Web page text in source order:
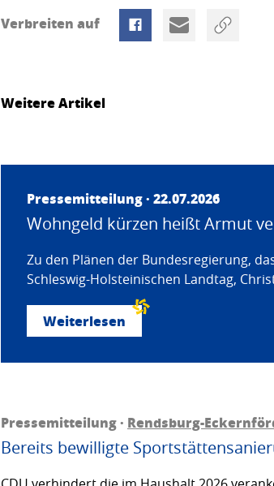
Verbreiten auf
Weitere Artikel
Pressemitteilung · 22.07.2026
Wohngeld kürzen heißt Armut
Zu den Plänen der Bundesregierung,
Schleswig-Holsteinischen Landtag,
Weiterlesen
Pressemitteilung · Rendsburg-
Bereits bewilligte